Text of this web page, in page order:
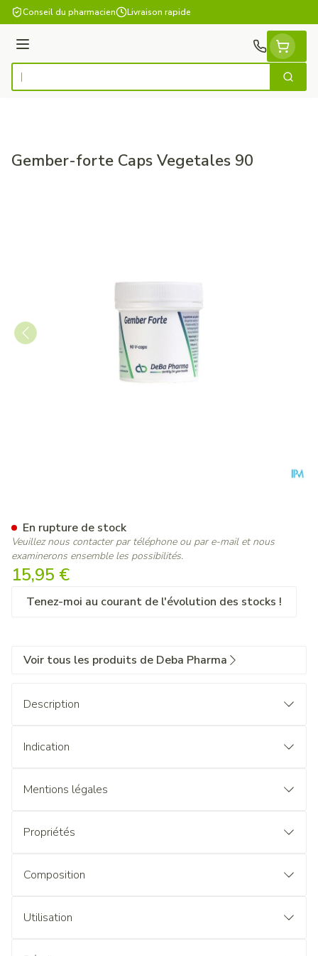
Aller au contenu
Conseil du pharmacien Livraison rapide
Menu
Rechercher
Gember-forte Caps Vegetales 90
15,95 €
Tenez-moi au courant de l'évolution des stocks !
En rupture de stock
Veuillez nous contacter par téléphone ou par e-mail et nous
examinerons ensemble les possibilités.
Voir tous les produits de Deba Pharma
Description
Indication
Mentions légales
Propriétés
Composition
Utilisation